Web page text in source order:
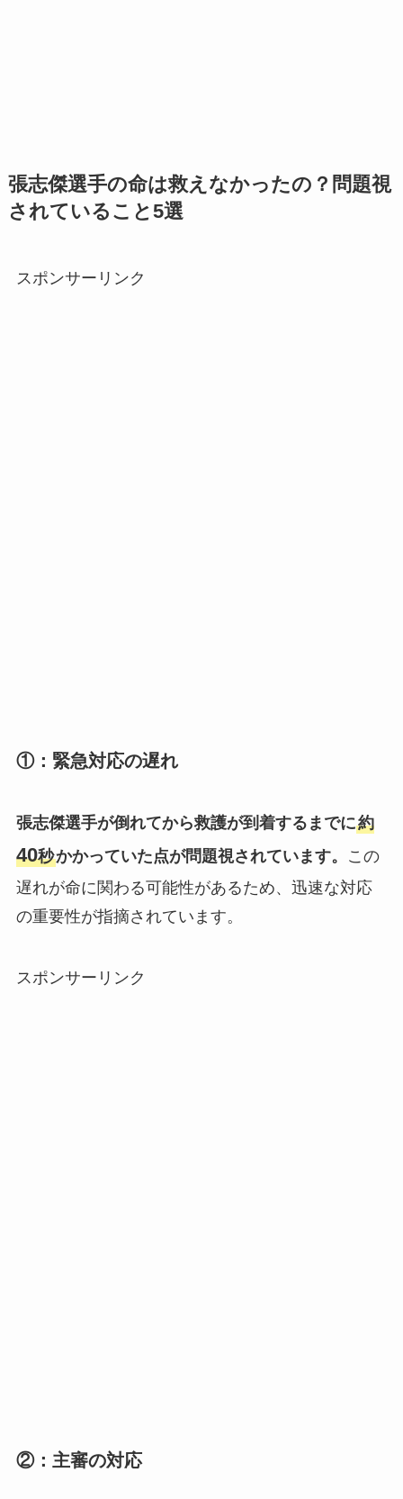
張志傑選手の命は救えなかったの？問題視
されていること5選
スポンサーリンク
①：緊急対応の遅れ
張志傑選手が倒れてから救護が到着するまでに約
40秒かかっていた点が問題視されています。
この
遅れが命に関わる可能性があるため、迅速な対応
の重要性が指摘されています。
スポンサーリンク
②：主審の対応